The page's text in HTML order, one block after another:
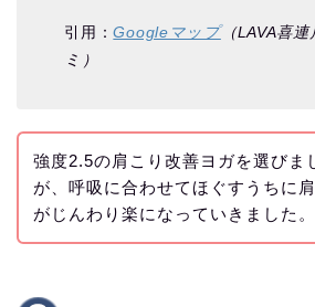
引用：Googleマップ（LAVA喜連
ミ）
強度2.5の肩こり改善ヨガを選びま
が、呼吸に合わせてほぐすうちに
がじんわり楽になっていきました。